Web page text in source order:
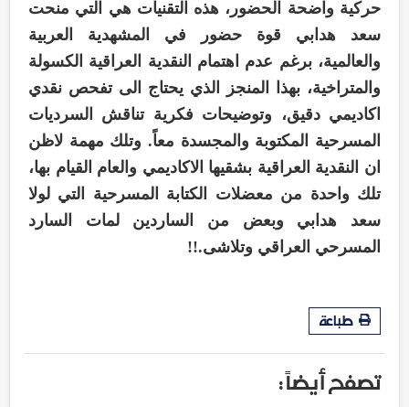
حركية واضحة الحضور، هذه التقنيات هي التي منحت
سعد هدابي قوة حضور في المشهدية العربية
والعالمية، برغم عدم اهتمام النقدية العراقية الكسولة
والمتراخية، بهذا المنجز الذي يحتاج الى تفحص نقدي
اكاديمي دقيق، وتوضيحات فكرية تناقش السرديات
المسرحية المكتوبة والمجسدة معاً. وتلك مهمة لاظن
ان النقدية العراقية بشقيها الاكاديمي والعام القيام بها،
تلك واحدة من معضلات الكتابة المسرحية التي لولا
سعد هدابي وبعض من الساردين لمات السارد
المسرحي العراقي وتلاشى.!!
طباعة
تصفح أيضاً :